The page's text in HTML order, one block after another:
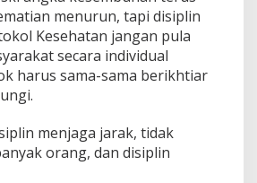
s
u
s
K
o
n
f
r
m
a
menurun, tapi disiplin
Kesehatan jangan pula
secara individual
harus sama-sama berikhtiar
menjaga jarak, tidak
orang, dan disiplin